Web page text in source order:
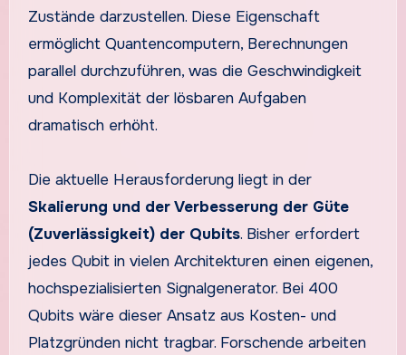
Zustände darzustellen. Diese Eigenschaft
ermöglicht Quantencomputern, Berechnungen
parallel durchzuführen, was die Geschwindigkeit
und Komplexität der lösbaren Aufgaben
dramatisch erhöht.
Die aktuelle Herausforderung liegt in der
Skalierung und der Verbesserung der Güte
(Zuverlässigkeit) der Qubits. Bisher erfordert
jedes Qubit in vielen Architekturen einen eigenen,
hochspezialisierten Signalgenerator. Bei 400
Qubits wäre dieser Ansatz aus Kosten- und
Platzgründen nicht tragbar. Forschende arbeiten